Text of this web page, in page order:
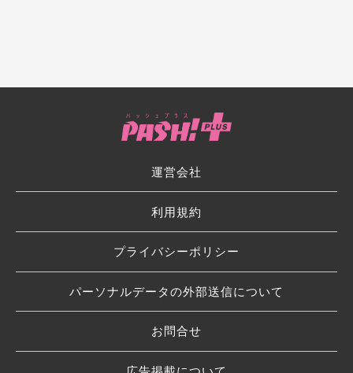
運営会社
利用規約
プライバシーポリシー
パーソナルデータの外部送信について
お問合せ